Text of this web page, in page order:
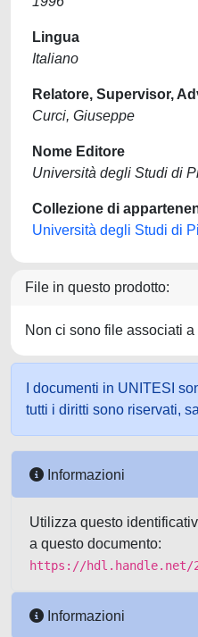
Lingua
Italiano
Relatore, Supervisor,
Curci, Giuseppe
Nome Editore
Università degli Studi di
Collezione di
Università degli Studi di
File in questo prodotto:
Non ci sono file associati
I documenti in UNITESI
tutti i diritti sono riservati,
Informazioni
Utilizza questo
a questo documento:
https://hdl.handle.net/
Informazioni